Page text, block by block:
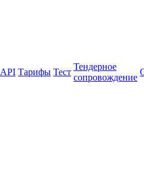
API Тарифы Тест
Тендерное
сопровождение